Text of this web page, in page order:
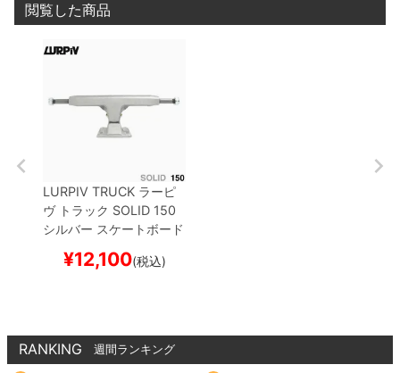
閲覧した商品
LURPIV TRUCK ラーピ
ヴトラック SOLID 150
シルバー スケートボード
¥12,100(税込)
RANKING 週間ランキング